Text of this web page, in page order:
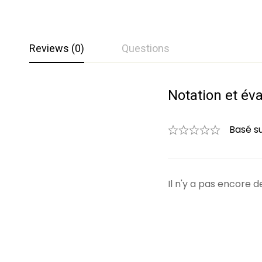
Reviews (0) Questions
Notation et
Basé
Il n'y a pas encore
Questions et
0Question
Aucune question